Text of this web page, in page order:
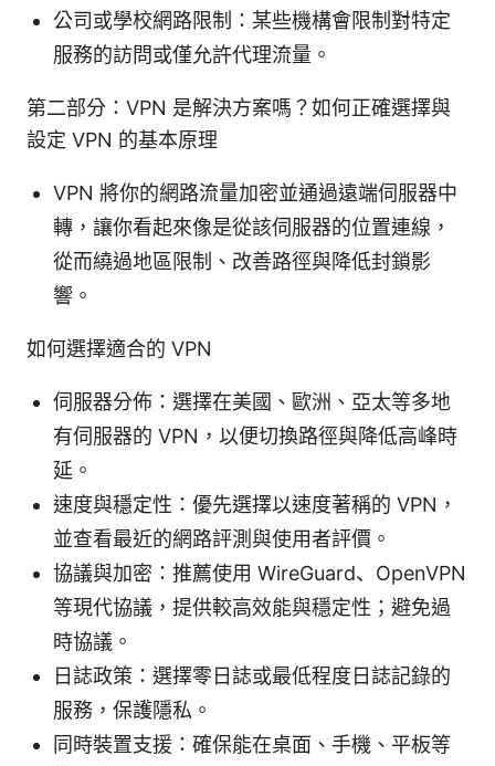
公司或學校網路限制：某些機構會限制對特定
服務的訪問或僅允許代理流量。
第二部分：VPN 是解決方案嗎？如何正確選擇與
設定 VPN 的基本原理
VPN 將你的網路流量加密並通過遠端伺服器中
轉，讓你看起來像是從該伺服器的位置連線，
從而繞過地區限制、改善路徑與降低封鎖影
響。
如何選擇適合的 VPN
伺服器分佈：選擇在美國、歐洲、亞太等多地
有伺服器的 VPN，以便切換路徑與降低高峰時
延。
速度與穩定性：優先選擇以速度著稱的 VPN，
並查看最近的網路評測與使用者評價。
協議與加密：推薦使用 WireGuard、OpenVPN
等現代協議，提供較高效能與穩定性；避免過
時協議。
日誌政策：選擇零日誌或最低程度日誌記錄的
服務，保護隱私。
同時裝置支援：確保能在桌面、手機、平板等